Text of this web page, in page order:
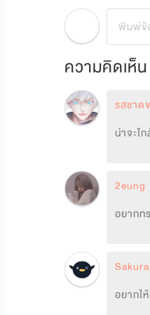
ความคิดเห็
รสชาด
น่าจะใ
2eung
อยากท
อยากใ